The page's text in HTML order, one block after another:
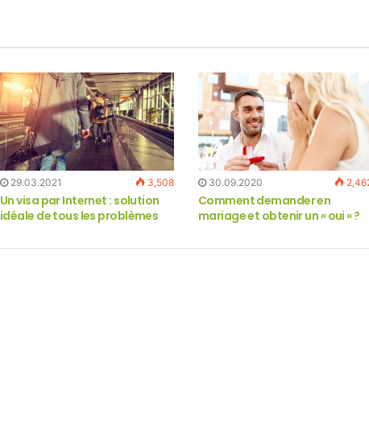
29.03.2021 3,508
Un visa par Internet : solution
idéale de tous les problèmes
30.09.2020
Comment demander en
mariage et obtenir un « oui » ?